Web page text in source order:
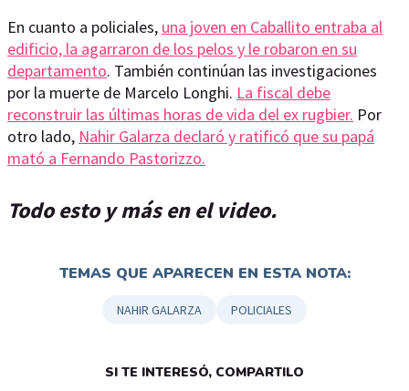
En cuanto a policiales, una joven en Caballito entraba al
edificio, la agarraron de los pelos y le robaron en su
departamento. También continúan las investigaciones
por la muerte de Marcelo Longhi. La fiscal debe
reconstruir las últimas horas de vida del ex rugbier. Por
otro lado, Nahir Galarza declaró y ratificó que su papá
mató a Fernando Pastorizzo.
Todo esto y más en el video.
TEMAS QUE APARECEN EN ESTA NOTA:
NAHIR GALARZA POLICIALES
SI TE INTERESÓ, COMPARTILO